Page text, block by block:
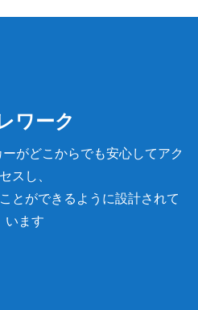
ワーク
がどこからでも安心してアク
セスし、
とができるように設計されて
います